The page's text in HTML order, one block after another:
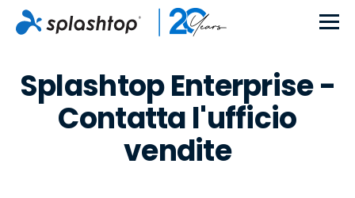
Splashtop Enterprise -
Contatta l'ufficio
vendite